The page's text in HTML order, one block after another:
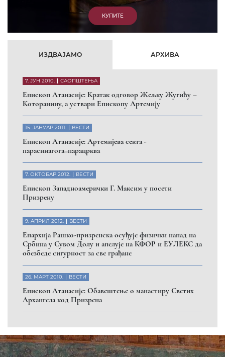
КУПИТЕ
ИЗДВАЈАМО АРХИВА
7. ЈУН 2010. САОПШТЕЊА
Eпископ Атанасије: Кратак одговор Жељку Жугићу –
Которанину, а уствари Епископу Артемију
15. ЈАНУАР 2011. ВЕСТИ
Eпископ Атанасије: Артемијева секта -
парасинагога=парацрква
7. ОКТОБАР 2012. ВЕСТИ
Eпископ Западноамерички Г. Максим у посети
Призрену
9. АПРИЛ 2012. ВЕСТИ
Eпархија Рашко-призренска осуђује физички напад на
Србина у Сувом Долу и апелује на КФОР и ЕУЛЕКС да
обезбеде сигурност за све грађане
26. МАРТ 2010. ВЕСТИ
Eпископ Атанасије: Обавештење о манастиру Светих
Архангела код Призрена